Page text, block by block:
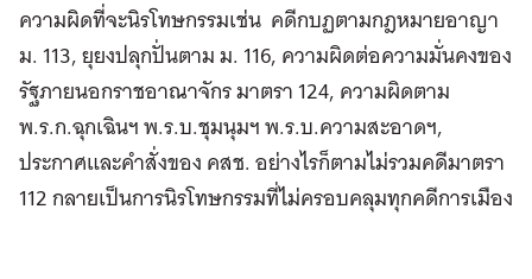
ความผิดที่จะนิรโทษกรรมเช่น คดีกบฏตามกฎหมายอาญา
ม. 113, ยุยงปลุกปั่นตาม ม. 116, ความผิดต่อความมั่นคงของ
รัฐภายนอกราชอาณาจักร มาตรา 124, ความผิดตาม
พ.ร.ก.ฉุกเฉินฯ พ.ร.บ.ชุมนุมฯ พ.ร.บ.ความสะอาดฯ,
ประกาศและคำสั่งของ คสช. อย่างไรก็ตามไม่รวมคดีมาตรา
112 กลายเป็นการนิรโทษกรรมที่ไม่ครอบคลุมทุกคดีการเมือง